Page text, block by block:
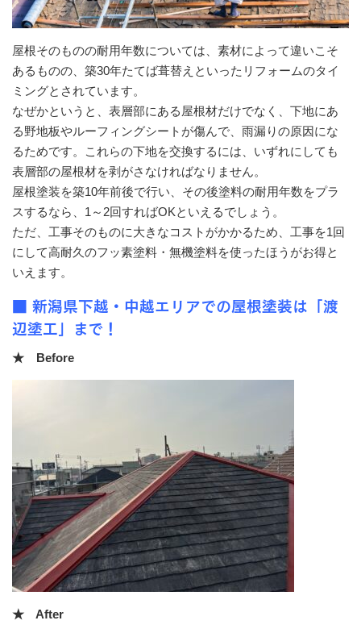
屋根そのものの耐用年数については、素材によって違いこそ
あるものの、築30年たてば葺替えといったリフォームのタイ
ミングとされています。
なぜかというと、表層部にある屋根材だけでなく、下地にあ
る野地板やルーフィングシートが傷んで、雨漏りの原因にな
るためです。これらの下地を交換するには、いずれにしても
表層部の屋根材を剥がさなければなりません。
屋根塗装を築10年前後で行い、その後塗料の耐用年数をプラ
スするなら、1～2回すればOKといえるでしょう。
ただ、工事そのものに大きなコストがかかるため、工事を1回
にして高耐久のフッ素塗料・無機塗料を使ったほうがお得と
いえます。
■ 新潟県下越・中越エリアでの屋根塗装は「渡
辺塗工」まで！
★ Before
★ After